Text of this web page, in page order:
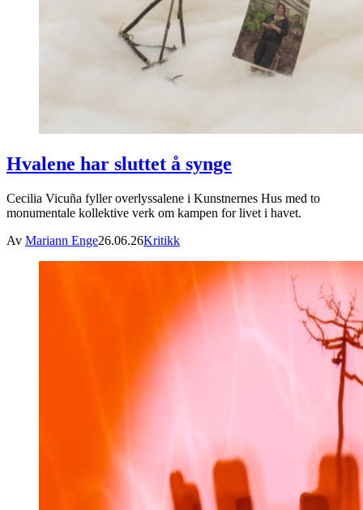
Hvalene har sluttet å synge
Cecilia Vicuña fyller overlyssalene i Kunstnernes Hus med to
monumentale kollektive verk om kampen for livet i havet.
Av Mariann Enge26.06.26Kritikk